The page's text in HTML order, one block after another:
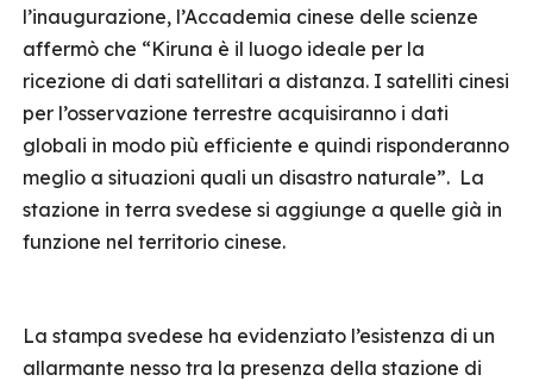
l’inaugurazione, l’Accademia cinese delle scienze
affermò che “Kiruna è il luogo ideale per la
ricezione di dati satellitari a distanza. I satelliti cinesi
per l’osservazione terrestre acquisiranno i dati
globali in modo più efficiente e quindi risponderanno
meglio a situazioni quali un disastro naturale”. La
stazione in terra svedese si aggiunge a quelle già in
funzione nel territorio cinese.
La stampa svedese ha evidenziato l’esistenza di un
allarmante nesso tra la presenza della stazione di